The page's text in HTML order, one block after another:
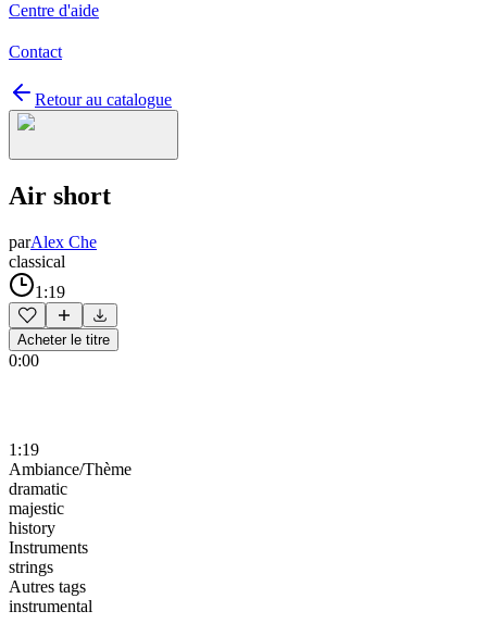
Centre d'aide
Contact
Retour au catalogue
Air short
parAlex Che
classical
1:19
Acheter le titre
0:00
1:19
Ambiance/Thème
dramatic
majestic
history
Instruments
strings
Autres tags
instrumental